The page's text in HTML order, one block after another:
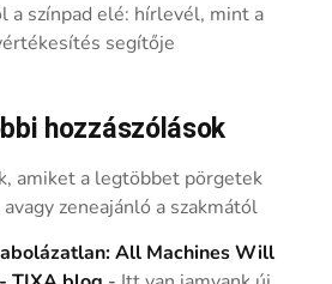
a színpad elé: hírlevél, mint a
segítője
hozzászólások
amiket a legtöbbet pörgetek
avagy zeneajánló a szakmától
All Machines Will